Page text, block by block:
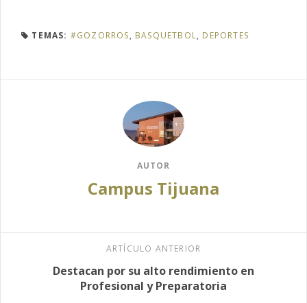
TEMAS: #GOZORROS, BASQUETBOL, DEPORTES
AUTOR
Campus Tijuana
ARTÍCULO ANTERIOR
Destacan por su alto rendimiento en
Profesional y Preparatoria